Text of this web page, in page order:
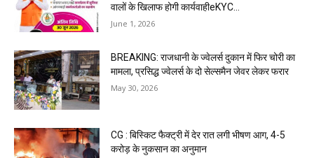
वालों के खिलाफ होगी कार्यवाहीeKYC...
June 1, 2026
BREAKING: राजधानी के ज्वेलर्स दुकान में फिर चोरी का
मामला, प्रसिद्ध ज्वेलर्स के दो सेल्समैन जेवर लेकर फरार
May 30, 2026
CG : बिस्किट फैक्ट्री में देर रात लगी भीषण आग, 4-5
करोड़ के नुकसान का अनुमान